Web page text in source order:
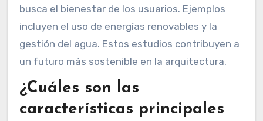
busca el bienestar de los usuarios. Ejemplos
incluyen el uso de energías renovables y la
gestión del agua. Estos estudios contribuyen a
un futuro más sostenible en la arquitectura.
¿Cuáles son las
características principales